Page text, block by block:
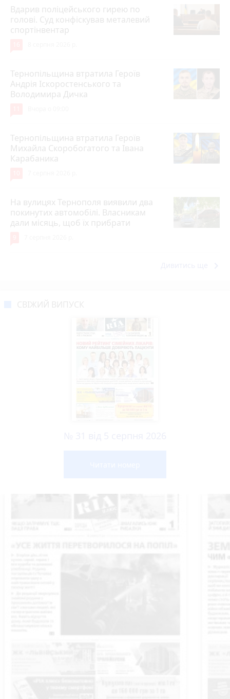
Вдарив поліцейського гирею по
голові. Суд конфіскував металевий
спортінвентар
Тернопільщина втратила Героїв
Андрія Іскоростенського та
Володимира Дичка
Тернопільщина втратила Героїв
Михайла Скоробогатого та Івана
Карабаника
На вулицях Тернополя виявили два
покинутих автомобілі. Власникам
дали місяць, щоб їх прибрати